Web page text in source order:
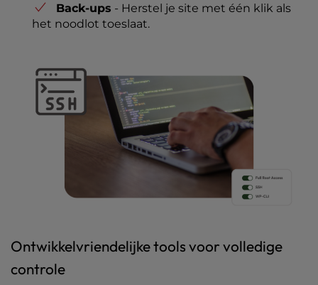
Back-ups - Herstel je site met één klik als
het noodlot toeslaat.
Ontwikkelvriendelijke tools voor volledige
controle